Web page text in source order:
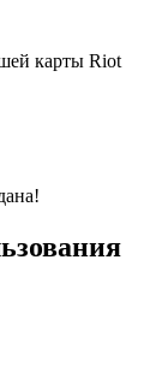
карты Riot